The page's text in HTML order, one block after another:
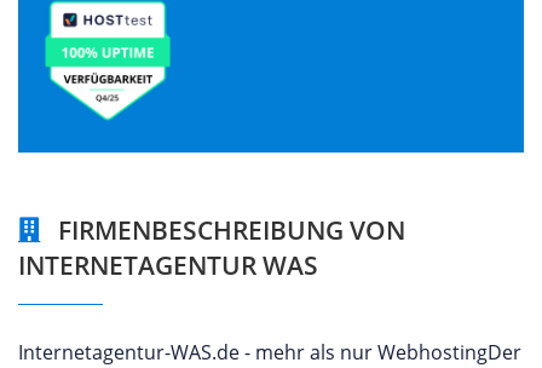
FIRMENBESCHREIBUNG VON
INTERNETAGENTUR WAS
Internetagentur-WAS.de - mehr als nur WebhostingDer